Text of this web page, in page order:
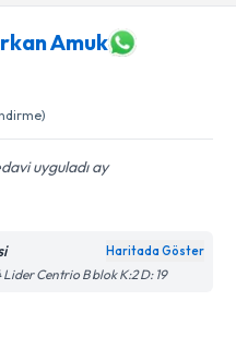
Amuk
uyguladı ay
Haritada Göster
Centrio B blok K:2 D: 19